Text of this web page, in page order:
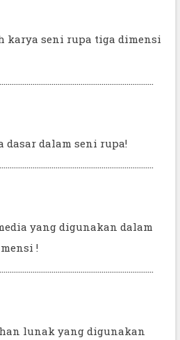
karya seni rupa tiga dimensi
dasar dalam seni rupa!
yang digunakan dalam
!
lunak yang digunakan